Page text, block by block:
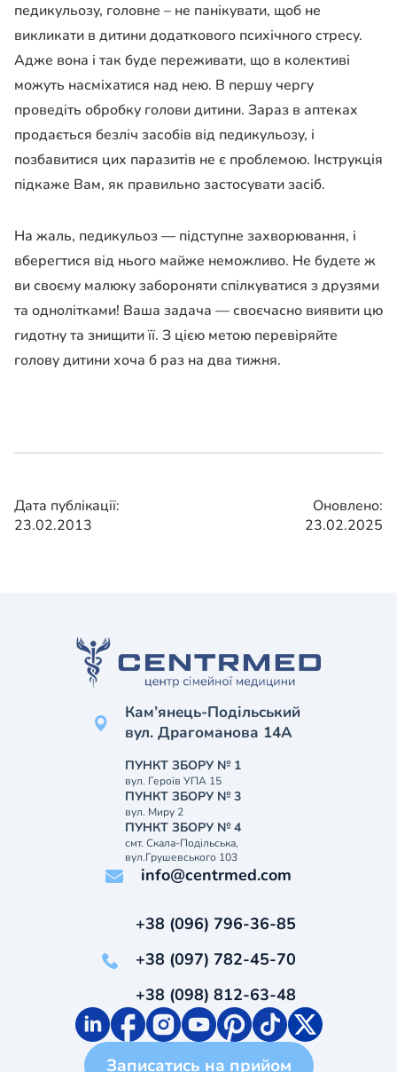
педикульозу, головне – не панікувати, щоб не
викликати в дитини додаткового психічного стресу.
Адже вона і так буде переживати, що в колективі
можуть насміхатися над нею. В першу чергу
проведіть обробку голови дитини. Зараз в аптеках
продається безліч засобів від педикульозу, і
позбавитися цих паразитів не є проблемою. Інструкція
підкаже Вам, як правильно застосувати засіб.
На жаль, педикульоз — підступне захворювання, і
вберегтися від нього майже неможливо. Не будете ж
ви своєму малюку забороняти спілкуватися з друзями
та однолітками! Ваша задача — своєчасно виявити цю
гидотну та знищити її. З цією метою перевіряйте
голову дитини хоча б раз на два тижня.
Дата публікації:
23.02.2013
Оновлено:
23.02.2025
Кам’янець-Подільський
вул. Драгоманова 14А
ПУНКТ ЗБОРУ № 1
вул. Героїв УПА 15
ПУНКТ ЗБОРУ № 3
вул. Миру 2
ПУНКТ ЗБОРУ № 4
смт. Скала-Подільська,
вул.Грушевського 103
info@centrmed.com
+38 (096) 796-36-85
+38 (097) 782-45-70
+38 (098) 812-63-48
Записатись на прийом